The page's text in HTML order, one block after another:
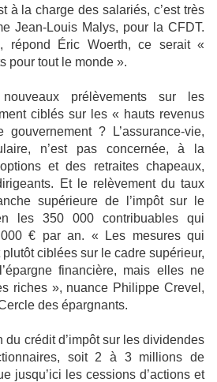
à la charge des salariés, c’est très
Jean-Louis Malys, pour la CFDT.
répond Éric Woerth, ce serait «
pour tout le monde ».
prélèvements sur les
ciblés sur les « hauts revenus
gouvernement ? L’assurance-vie,
n’est pas concernée, à la
et des retraites chapeaux,
Et le relèvement du taux
supérieure de l’impôt sur le
les 350 000 contribuables qui
€ par an. « Les mesures qui
ciblées sur le cadre supérieur,
financière, mais elles ne
riches », nuance Philippe Crevel,
des épargnants.
crédit d’impôt sur les dividendes
soit 2 à 3 millions de
jusqu’ici les cessions d’actions et